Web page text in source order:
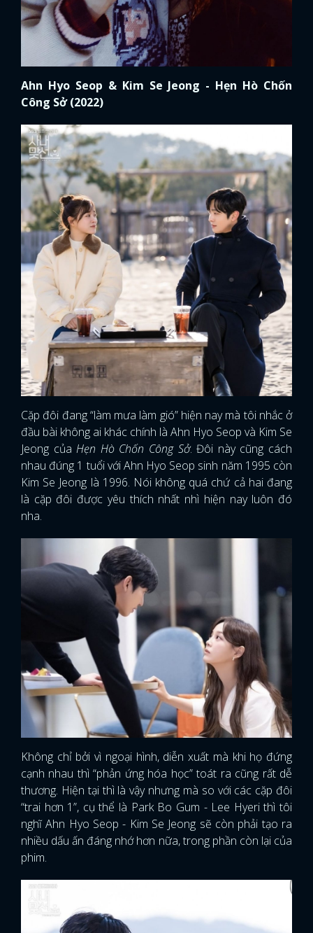
Ahn Hyo Seop & Kim Se Jeong - Hẹn Hò Chốn
Công Sở (2022)
Cặp đôi đang “làm mưa làm gió” hiện nay mà tôi nhắc ở
đầu bài không ai khác chính là Ahn Hyo Seop và Kim Se
Jeong củaHẹn Hò Chốn Công Sở. Đôi này cũng cách
nhau đúng 1 tuổi với Ahn Hyo Seop sinh năm 1995 còn
Kim Se Jeong là 1996. Nói không quá chứ cả hai đang
là cặp đôi được yêu thích nhất nhì hiện nay luôn đó
nha.
Không chỉ bởi vì ngoại hình, diễn xuất mà khi họ đứng
cạnh nhau thì “phản ứng hóa học” toát ra cũng rất dễ
thương. Hiện tại thì là vậy nhưng mà so với các cặp đôi
“trai hơn 1”, cụ thể là Park Bo Gum - Lee Hyeri thì tôi
nghĩ Ahn Hyo Seop - Kim Se Jeong sẽ còn phải tạo ra
nhiều dấu ấn đáng nhớ hơn nữa, trong phần còn lại của
phim.